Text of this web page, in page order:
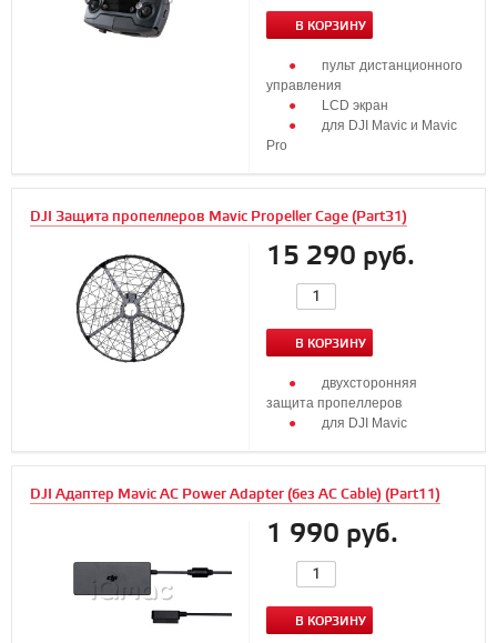
В КОРЗИНУ
пульт дистанционного
управления
LCD экран
для DJI Maviс и Mavic
Pro
DJI Защита пропеллеров Mavic Propeller Cage (Part31)
15 290 руб.
В КОРЗИНУ
двухсторонняя
защита пропеллеров
для DJI Maviс
DJI Адаптер Mavic AC Power Adapter (без AC Cable) (Part11)
1 990 руб.
В КОРЗИНУ